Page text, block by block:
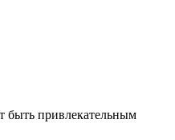
быть привлекательным